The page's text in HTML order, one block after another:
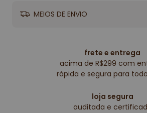
MEIOS DE ENVIO
frete e entrega
acima de R$299 com
rápida e segura para
loja segura
auditada e